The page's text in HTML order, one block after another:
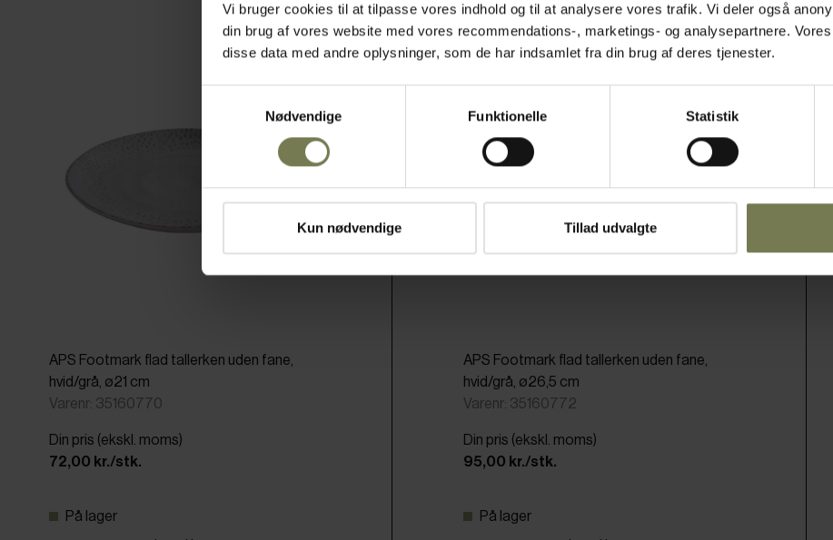
Vi bruger cookies til at tilpasse vores indhold og til at analysere vores trafik. Vi deler også
din brug af vores website med vores recommendations-, marketings- og analysepartnere.
disse data med andre oplysninger, som de har indsamlet fra din brug af deres tjenester.
Nødvendige
Funktionelle Statistik
Kun nødvendige Tillad udvalgte
APS Footmark flad tallerken uden fane,
hvid/grå, ø21 cm
Varenr: 35160770
Din pris (ekskl. moms)
72,00 kr./stk.
På lager
APS Footmark flad tallerken uden fane,
hvid/grå, ø26,5 cm
Varenr: 35160772
Din pris (ekskl. moms)
95,00 kr./stk.
På lager